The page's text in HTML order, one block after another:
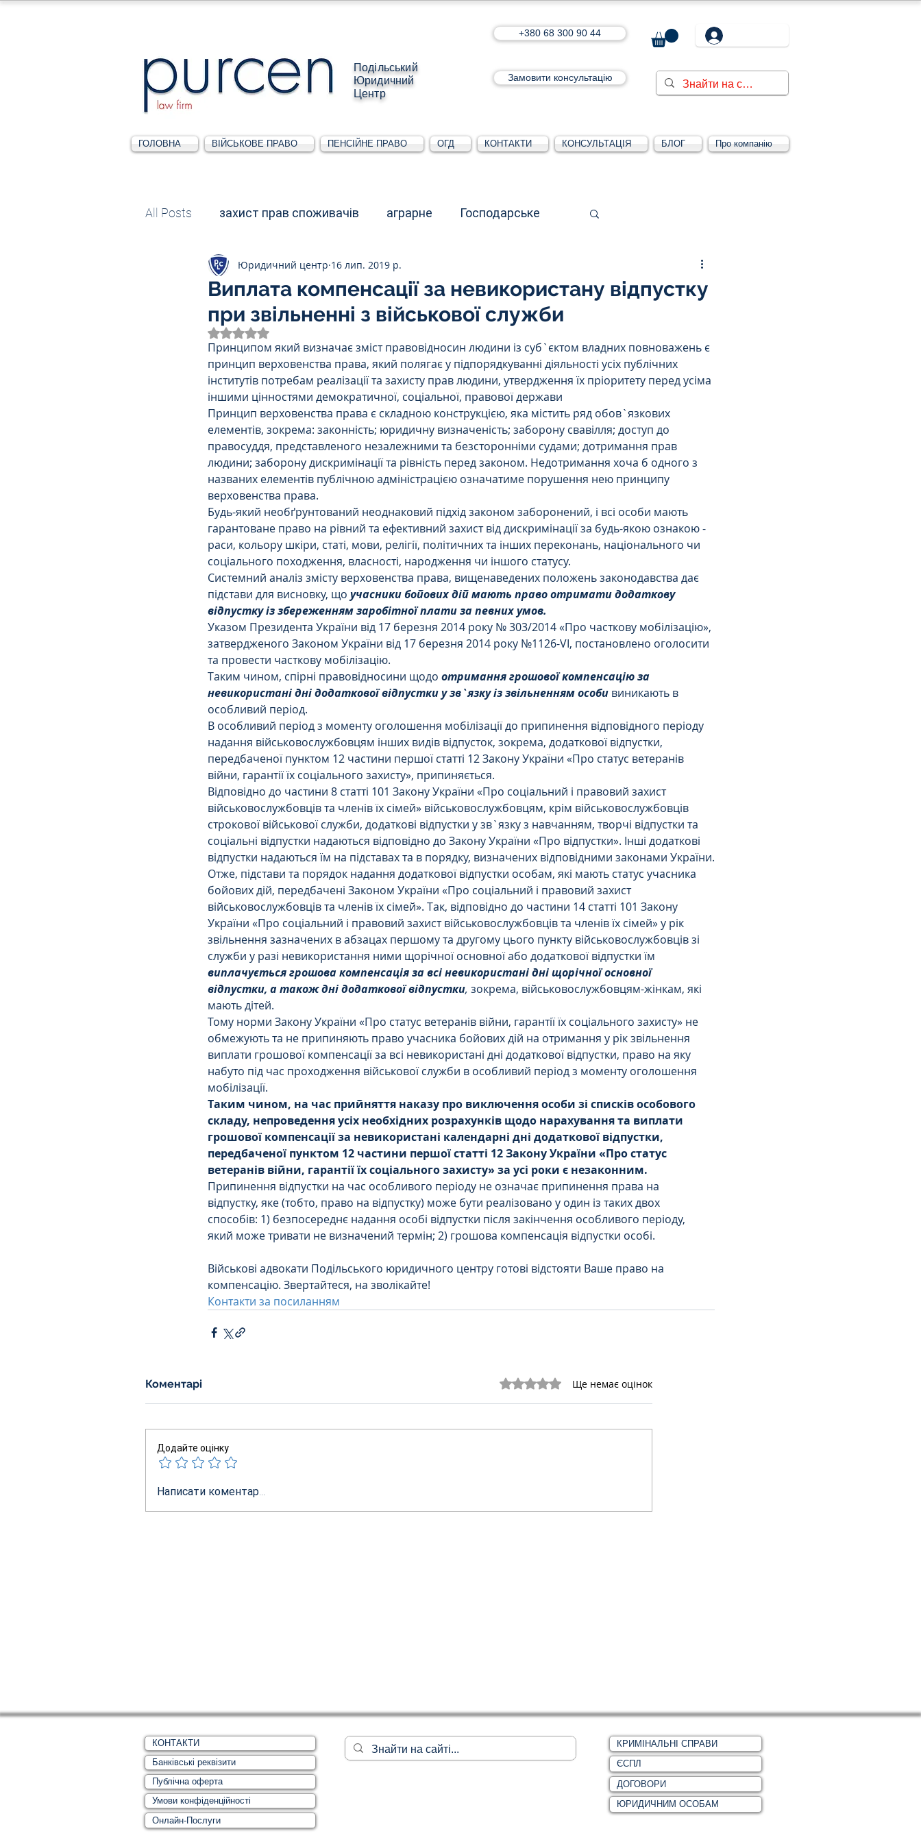
Подільський
Юридичний
Центр
+380 68 300 90 44
Замовити консультацію
ГОЛОВНА ВІЙСЬКОВЕ ПРАВО ПЕНСІЙНЕ ПРАВО ОГД КОНТАКТИ КОНСУЛЬТАЦІЯ БЛОГ Про компанію
All Posts захист прав споживачів аграрне Господарське
Податкове Адміністративне Для юридичних осіб
Трудове Земельне Інтелектуальна власність
Спортивне право Корупційне Адміністративі порушення
Права Жінок Поліцейському Житлове Призовнику
Міграційне Моральна шкода Війна СЗЧ
Декларування Договір Козачук. Практика
Ліквідаторам аварії на ЧАЕС Військове право Кримінальне
Сімейне ЄСПЛ Цивільне ДТП
Виплата компенсації за невикористану відпустку
при звільненні з військової служби
Юридичний центр 16 лип. 2019 р.
Оцінка: NaN з 5 зірок.
Принципом який визначає зміст правовідносин людини із суб`єктом владних повноважень є
принцип верховенства права, який полягає у підпорядкуванні діяльності усіх публічних
інститутів потребам реалізації та захисту прав людини, утвердження їх пріоритету перед усіма
іншими цінностями демократичної, соціальної, правової держави
Принцип верховенства права є складною конструкцією, яка містить ряд обов`язкових
елементів, зокрема: законність; юридичну визначеність; заборону свавілля; доступ до
правосуддя, представленого незалежними та безсторонніми судами; дотримання прав
людини; заборону дискримінації та рівність перед законом. Недотримання хоча б одного з
названих елементів публічною адміністрацією означатиме порушення нею принципу
верховенства права.
Будь-який необґрунтований неоднаковий підхід законом заборонений, і всі особи мають
гарантоване право на рівний та ефективний захист від дискримінації за будь-якою ознакою -
раси, кольору шкіри, статі, мови, релігії, політичних та інших переконань, національного чи
соціального походження, власності, народження чи іншого статусу.
Системний аналіз змісту верховенства права, вищенаведених положень законодавства дає
підстави для висновку, що учасники бойових дій мають право отримати додаткову
відпустку із збереженням заробітної плати за певних умов.
Указом Президента України від 17 березня 2014 року № 303/2014 «Про часткову мобілізацію»,
затвердженого Законом України від 17 березня 2014 року №1126-VI, постановлено оголосити
та провести часткову мобілізацію.
Таким чином, спірні правовідносини щодо отримання грошової компенсацію за
невикористані дні додаткової відпустки у зв`язку із звільненням особи виникають в
особливий період.
В особливий період з моменту оголошення мобілізації до припинення відповідного періоду
надання військовослужбовцям інших видів відпусток, зокрема, додаткової відпустки,
передбаченої пунктом 12 частини першої статті 12 Закону України «Про статус ветеранів
війни, гарантії їх соціального захисту», припиняється.
Відповідно до частини 8 статті 101 Закону України «Про соціальний і правовий захист
військовослужбовців та членів їх сімей» військовослужбовцям, крім військовослужбовців
строкової військової служби, додаткові відпустки у зв`язку з навчанням, творчі відпустки та
соціальні відпустки надаються відповідно до Закону України «Про відпустки». Інші додаткові
відпустки надаються їм на підставах та в порядку, визначених відповідними законами України.
Отже, підстави та порядок надання додаткової відпустки особам, які мають статус учасника
бойових дій, передбачені Законом України «Про соціальний і правовий захист
військовослужбовців та членів їх сімей». Так, відповідно до частини 14 статті 101 Закону
України «Про соціальний і правовий захист військовослужбовців та членів їх сімей» у рік
звільнення зазначених в абзацах першому та другому цього пункту військовослужбовців зі
служби у разі невикористання ними щорічної основної або додаткової відпустки їм
виплачується грошова компенсація за всі невикористані дні щорічної основної
відпустки, а також дні додаткової відпустки, зокрема, військовослужбовцям-жінкам, які
мають дітей.
Тому норми Закону України «Про статус ветеранів війни, гарантії їх соціального захисту» не
обмежують та не припиняють право учасника бойових дій на отримання у рік звільнення
виплати грошової компенсації за всі невикористані дні додаткової відпустки, право на яку
набуто під час проходження військової служби в особливий період з моменту оголошення
мобілізації.
Таким чином, на час прийняття наказу про виключення особи зі списків особового
складу, непроведення усіх необхідних розрахунків щодо нарахування та виплати
грошової компенсації за невикористані календарні дні додаткової відпустки,
передбаченої пунктом 12 частини першої статті 12 Закону України «Про статус
ветеранів війни, гарантії їх соціального захисту» за усі роки є незаконним.
Припинення відпустки на час особливого періоду не означає припинення права на
відпустку, яке (тобто, право на відпустку) може бути реалізовано у один із таких двох
способів: 1) безпосереднє надання особі відпустки після закінчення особливого періоду,
який може тривати не визначений термін; 2) грошова компенсація відпустки особі.
Військові адвокати Подільського юридичного центру готові відстояти Ваше право на
компенсацію. Звертайтеся, на зволікайте!
Контакти за посиланням
Коментарі Оцінка: 0 з 5 зірок.Ще немає оцінок
Додайте оцінку
Написати коментар...
КОНТАКТИ
Банківські реквізити
Публічна оферта
Умови конфіденційності
Онлайн-Послуги
КРИМІНАЛЬНІ СПРАВИ
ЄСПЛ
ДОГОВОРИ
ЮРИДИЧНИМ ОСОБАМ